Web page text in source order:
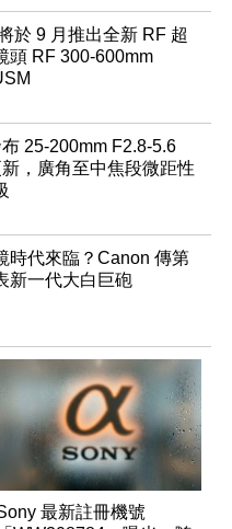
焦鏡
於 9 月推出全新 RF 超
頭 RF 300-600mm
25-200mm F2.8-5.6
，廣角至中焦段微距性
時代來臨？Canon 傳第
新一代大白巨砲
最新註冊機號